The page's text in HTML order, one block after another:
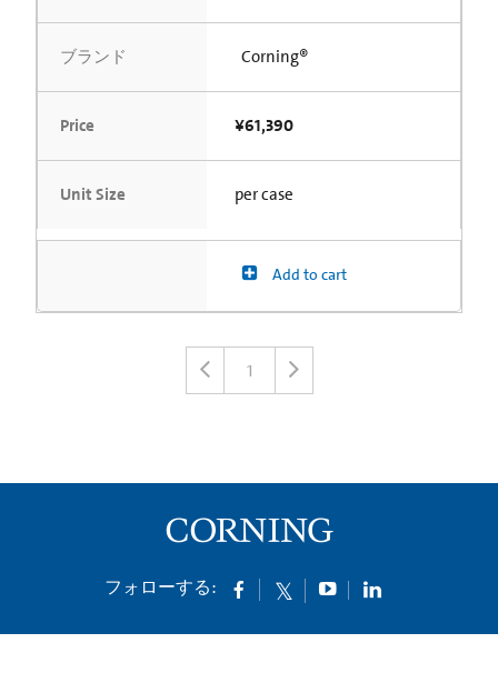
ブランド Corning®
Price ¥61,390
Unit Size per case
Add to cart
1
フォローする: